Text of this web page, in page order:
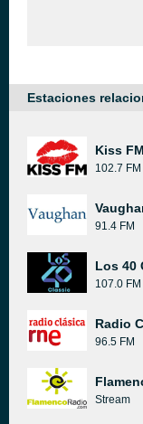
Estaciones
Kiss FM
102.7 FM
91.4 FM
Los 40
107.0 FM
Radio
96.5 FM
Stream